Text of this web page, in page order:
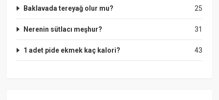
25
Baklavada tereyağ olur mu?
31
Nerenin sütlacı meşhur?
43
1 adet pide ekmek kaç kalori?